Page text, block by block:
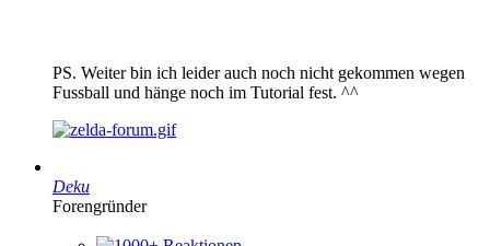
PS. Weiter bin ich leider auch noch nicht gekommen wegen
Fussball und hänge noch im Tutorial fest. ^^
Deku
Forengründer